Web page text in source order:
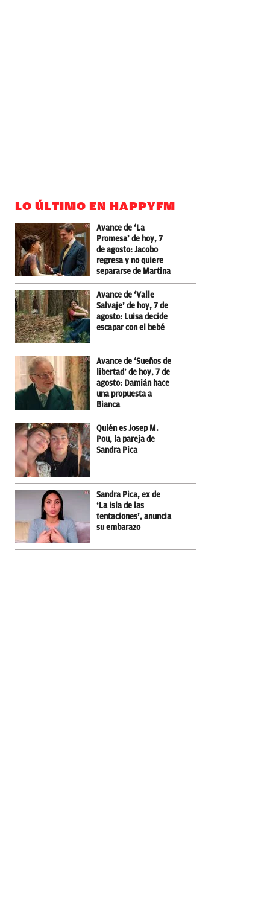
LO ÚLTIMO EN HAPPYFM
Avance de ‘La
Promesa’ de hoy, 7
de agosto: Jacobo
regresa y no quiere
separarse de Martina
Avance de ‘Valle
Salvaje’ de hoy, 7 de
agosto: Luisa decide
escapar con el bebé
Avance de ‘Sueños de
libertad’ de hoy, 7 de
agosto: Damián hace
una propuesta a
Bianca
Quién es Josep M.
Pou, la pareja de
Sandra Pica
Sandra Pica, ex de
‘La isla de las
tentaciones’, anuncia
su embarazo